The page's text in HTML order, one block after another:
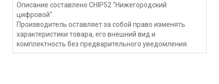
Описание составлено CHIP52 "Нижегородский
цифровой".
Производитель оставляет за собой право изменять
характеристики товара, его внешний вид и
комплектность без предварительного уведомления.